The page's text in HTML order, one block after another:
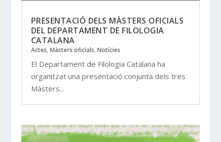
PRESENTACIÓ DELS MÀSTERS OFICIALS
DEL DEPARTAMENT DE FILOLOGIA
CATALANA
Actes, Màsters oficials, Notícies
El Departament de Filologia Catalana ha
organitzat una presentació conjunta dels tres
Màsters...